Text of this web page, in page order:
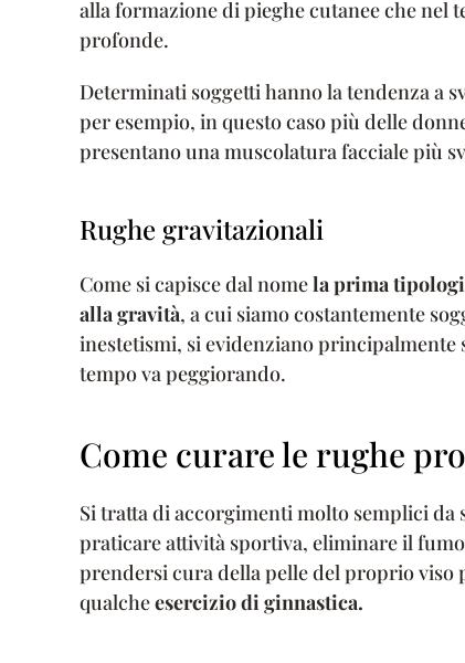
alla formazione di pieghe cutanee che
profonde.
Determinati soggetti hanno la tendenza a
per esempio, in questo caso più delle
presentano una muscolatura facciale più
Rughe gravitazionali
Come si capisce dal nomela prima
alla gravità, a cui siamo costantemente
inestetismi, si evidenziano principalmente
tempo va peggiorando.
Come curare le rughe
Si tratta di accorgimenti molto semplici da
praticare attività sportiva, eliminare il
prendersi cura della pelle del proprio viso
qualcheesercizio di ginnastica.